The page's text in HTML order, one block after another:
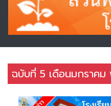
ฉบับที่ 5 เดือนมกราค